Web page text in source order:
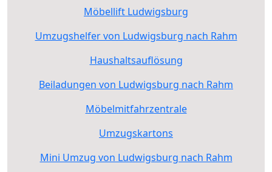
Möbellift Ludwigsburg
Umzugshelfer von Ludwigsburg nach Rahm
Haushaltsauflösung
Beiladungen von Ludwigsburg nach Rahm
Möbelmitfahrzentrale
Umzugskartons
Mini Umzug von Ludwigsburg nach Rahm